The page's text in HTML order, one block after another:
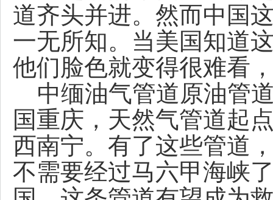
道齐头并进。然而中国
一无所知。当美国知道
他们脸色就变得很难看
中缅油气管道原油管
国重庆，天然气管道起
西南宁。有了这些管道
不需要经过马六甲海峡